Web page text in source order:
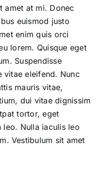
amet at mi. Donec
euismod justo
enim quis orci
lorem. Quisque eget
Suspendisse
vitae eleifend. Nunc
mauris vitae,
dui vitae dignissim
tortor, eget
leo. Nulla iaculis leo
Vestibulum sit amet